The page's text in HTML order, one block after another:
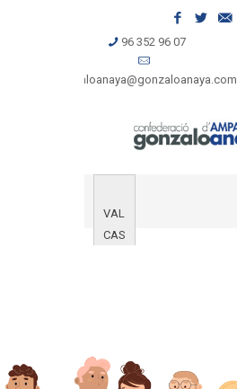
96 352 96 07
gonzaloanaya@gonzaloanaya.com
VAL
CAS